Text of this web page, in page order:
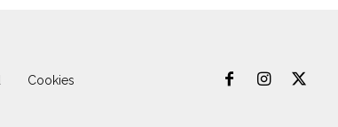
Cookies